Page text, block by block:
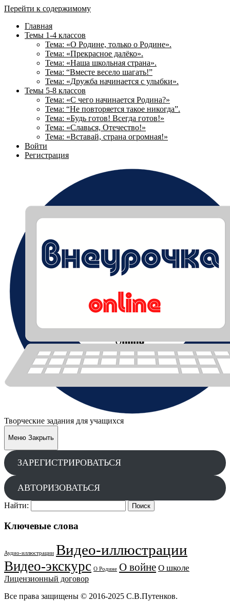
Перейти к содержимому
Главная
Темы 1-4 классов
Тема: «О Родине, только о Родине».
Тема: «Прекрасное далёко».
Тема: «Наша школьная страна».
Тема: “Вместе весело шагать!”
Тема: «Дружба начинается с улыбки».
Темы 5-8 классов
Тема: «С чего начинается Родина?»
Тема: “Не повторяется такое никогда”.
Тема: «Будь готов! Всегда готов!»
Тема: «Славься, Отечество!»
Тема: «Вставай, страна огромная!»
Войти
Регистрация
Творческие задания для учащихся
Меню Закрыть
ЗАРЕГИСТРИРОВАТЬСЯ
АВТОРИЗОВАТЬСЯ
Найти:
Ключевые слова
Аудио-иллюстрации Видео-иллюстрации
Видео-экскурс О Родине О войне О школе
Лицензионный договор
Все права защищены © 2016-2025 С.В.Путенков.